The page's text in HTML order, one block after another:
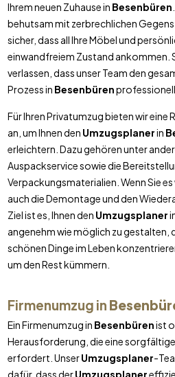
Ihrem neuen Zuhause in Besenbüren
behutsam mit zerbrechlichen
sicher, dass all Ihre Möbel und
einwandfreiem Zustand ankommen.
verlassen, dass unser Team den
Prozess in Besenbüren
Für Ihren Privatumzug bieten wir eine
an, um Ihnen den Umzugsplanerin
erleichtern. Dazu gehören unter
Auspackservice sowie die
Verpackungsmaterialien. Wenn Sie
auch die Demontage und den
Ziel ist es, Ihnen den Umzugsplaner
angenehm wie möglich zu gestalten,
schönen Dinge im Leben
um den Rest kümmern.
Firmenumzug in
Ein Firmenumzug in Besenbürenist
Herausforderung, die eine
erfordert. UnserUmzugsplaner-
dafür, dass derUmzugsplaner